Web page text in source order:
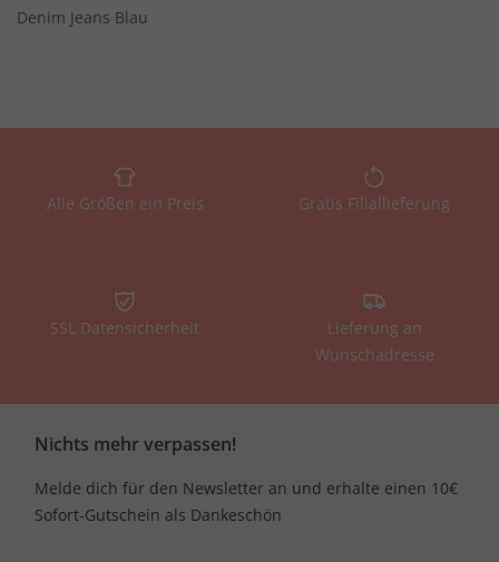
Denim Jeans Blau
Alle Größen ein Preis Gratis Filiallieferung
SSL Datensicherheit
Lieferung an
Wunschadresse
Nichts mehr verpassen!
Melde dich für den Newsletter an und erhalte einen 10€
Sofort-Gutschein als Dankeschön